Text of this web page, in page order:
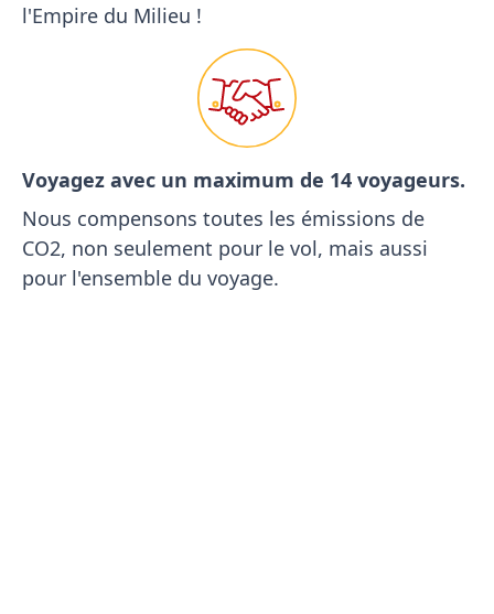
l'Empire du Milieu !
Voyagez avec un maximum de 14 voyageurs.
Nous compensons toutes les émissions de
CO2, non seulement pour le vol, mais aussi
pour l'ensemble du voyage.